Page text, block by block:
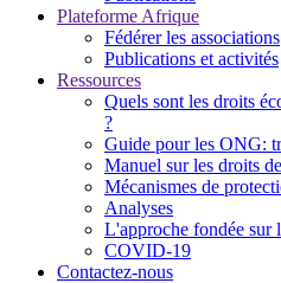
Plateforme Afrique
Fédérer les associations
Publications et activités
Ressources
Quels sont les droits
?
Guide pour les ONG:
Manuel sur les droits
Mécanismes de
Analyses
L'approche fondée sur
COVID-19
Contactez-nous